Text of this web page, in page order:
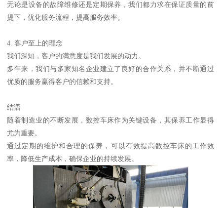
无论是设备的故障维修还是定期保养，我们都力求在保证质量的前
提下，优化服务流程，提高服务效率。
4. 客户至上的理念
我们深知，客户的满意度是我们发展的动力。
多年来，我们与多家知名企业建立了良好的合作关系，并不断通过
优质的服务赢得客户的信赖和支持。
结语
随着制造业的不断发展，数控车床作为关键设备，其保养工作显得
尤为重要。
通过定期的维护和合理的保养，可以有效提高数控车床的工作效
率，降低生产成本，确保企业的持续发展。